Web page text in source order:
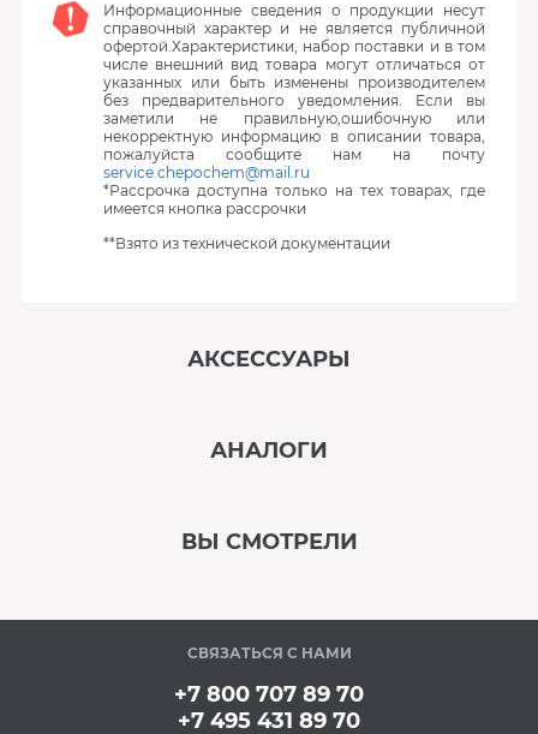
Информационные сведения о продукции несут
справочный характер и не является публичной
офертой.Характеристики, набор поставки и в том
числе внешний вид товара могут отличаться от
указанных или быть изменены производителем
без предварительного уведомления. Если вы
заметили не правильную,ошибочную или
некорректную информацию в описании товара,
пожалуйста сообщите нам на почту
service.chepochem@mail.ru
*Рассрочка доступна только на тех товарах, где
имеется кнопка рассрочки
**Взято из технической документации
АКСЕССУАРЫ
АНАЛОГИ
ВЫ СМОТРЕЛИ
Под заказ
СВЯЗАТЬСЯ С НАМИ
+7 800 707 89 70
+7 495 431 89 70